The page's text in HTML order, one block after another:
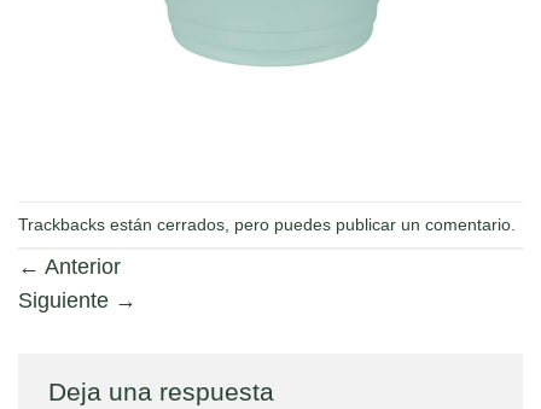
Trackbacks están cerrados, pero puedes publicar un comentario
← Anterior
Siguiente →
Deja una respuesta